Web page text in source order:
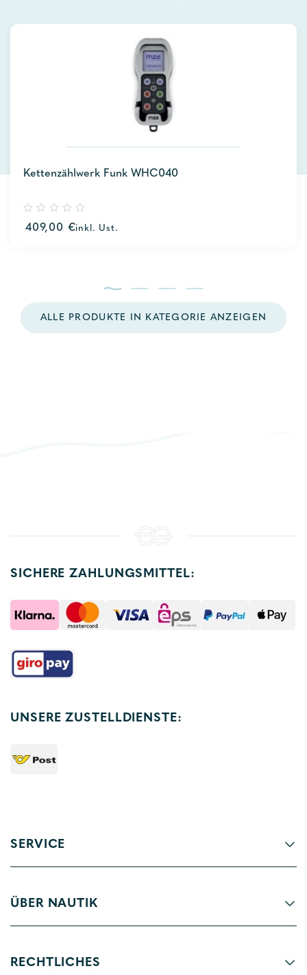
Kettenzählwerk Funk WHC040
out
409,00 €inkl. Ust.
ALLE PRODUKTE IN KATEGORIE ANZEIGEN
SICHERE ZAHLUNGSMITTEL:
UNSERE ZUSTELLDIENSTE:
SERVICE
ÜBER NAUTIK
RECHTLICHES